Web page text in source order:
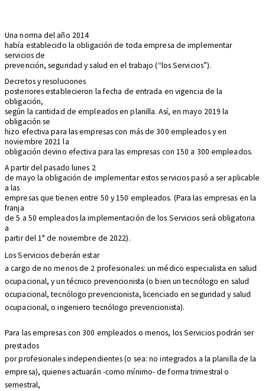
Una norma del año 2014
había establecido la obligación de toda empresa de implementar
servicios de
prevención, seguridad y salud en el trabajo (“los Servicios”).
Decretos y resoluciones
posteriores establecieron la fecha de entrada en vigencia de la
obligación,
según la cantidad de empleados en planilla. Así, en mayo 2019 la
obligación se
hizo efectiva para las empresas con más de 300 empleados y en
noviembre 2021 la
obligación devino efectiva para las empresas con 150 a 300 empleados.
A partir del pasado lunes 2
de mayo la obligación de implementar estos servicios pasó a ser aplicable
a las
empresas que tienen entre 50 y 150 empleados. (Para las empresas en la
franja
de 5 a 50 empleados la implementación de los Servicios será obligatoria
a
partir del 1° de noviembre de 2022).
Los Servicios deberán estar
a cargo de no menos de 2 profesionales: un médico especialista en salud
ocupacional, y un técnico prevencionista (o bien un tecnólogo en salud
ocupacional, tecnólogo prevencionista, licenciado en seguridad y salud
ocupacional, o ingeniero tecnólogo prevencionista).
Para las empresas con 300 empleados o menos, los Servicios podrán ser
prestados
por profesionales independientes (o sea: no integrados a la planilla de la
empresa), quienes actuarán -como mínimo- de forma trimestral o
semestral,